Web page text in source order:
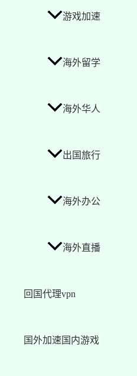
游戏加速
海外留学
海外华人
出国旅行
海外办公
海外直播
回国代理vpn
国外加速国内游戏